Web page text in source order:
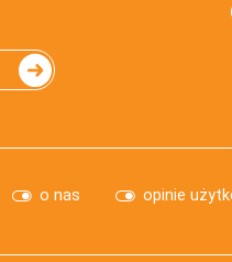
o nas opinie